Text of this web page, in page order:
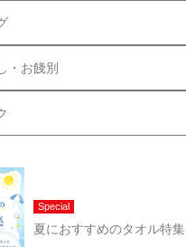
・お餞別
Special
夏におすすめのタオル特集